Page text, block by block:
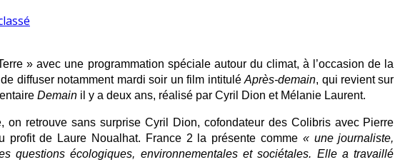
» avec une programmation spéciale autour du climat, à l’occasion de la
diffuser notamment mardi soir un film intituléAprès-demain, qui revient sur
Demain il y a deux ans, réalisé par Cyril Dion et Mélanie Laurent.
on retrouve sans surprise Cyril Dion, cofondateur des Colibris avec Pierre
profit de Laure Noualhat. France 2 la présente comme « une journaliste,
questions écologiques, environnementales et sociétales. Elle a travaillé